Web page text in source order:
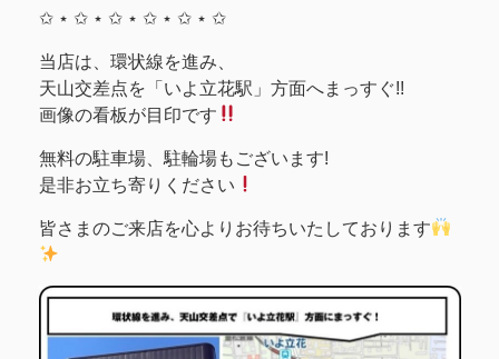
✩ ⋆ ✩ ⋆ ✩ ⋆ ✩ ⋆ ✩ ⋆ ✩
当店は、環状線を進み、
天山交差点を「いよ立花駅」方面へまっすぐ!!
画像の看板が目印です
無料の駐車場、駐輪場もございます!
是非お立ち寄りください
皆さまのご来店を心よりお待ちいたしております